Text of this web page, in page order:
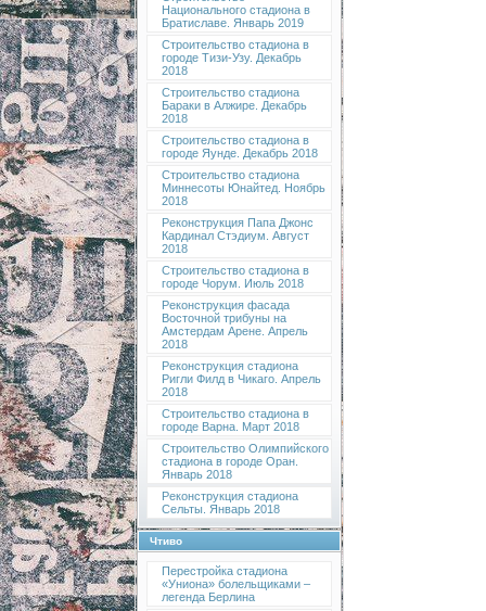
Национального стадиона в
Братиславе. Январь 2019
Строительство стадиона в
городе Тизи-Узу. Декабрь
2018
Строительство стадиона
Бараки в Алжире. Декабрь
2018
Строительство стадиона в
городе Яунде. Декабрь 2018
Строительство стадиона
Миннесоты Юнайтед. Ноябрь
2018
Реконструкция Папа Джонс
Кардинал Стэдиум. Август
2018
Строительство стадиона в
городе Чорум. Июль 2018
Реконструкция фасада
Восточной трибуны на
Амстердам Арене. Апрель
2018
Реконструкция стадиона
Ригли Филд в Чикаго. Апрель
2018
Строительство стадиона в
городе Варна. Март 2018
Строительство Олимпийского
стадиона в городе Оран.
Январь 2018
Реконструкция стадиона
Сельты. Январь 2018
Чтиво
Перестройка стадиона
«Униона» болельщиками –
легенда Берлина